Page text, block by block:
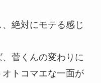
絶対にモテる感じ
菅くんの変わりに
トコマエな一面が